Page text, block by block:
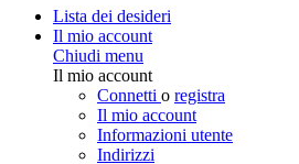
Lista dei desideri
Il mio account
Chiudi menu
Il mio account
Connetti o registra
Il mio account
Informazioni utente
Indirizzi